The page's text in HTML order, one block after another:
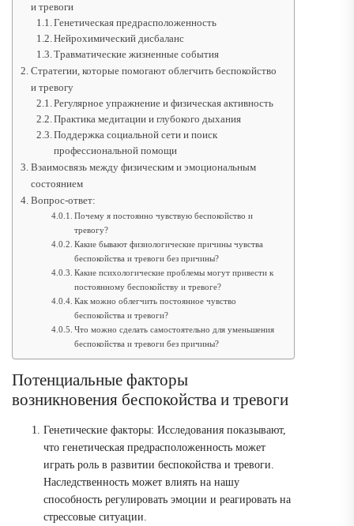
и тревоги
Генетическая предрасположенность
Нейрохимический дисбаланс
Травматические жизненные события
Стратегии, которые помогают облегчить беспокойство
и тревогу
Регулярное упражнение и физическая активность
Практика медитации и глубокого дыхания
Поддержка социальной сети и поиск
профессиональной помощи
Взаимосвязь между физическим и эмоциональным
состоянием
Вопрос-ответ:
Почему я постоянно чувствую беспокойство и
тревогу?
Какие бывают физиологические причины чувства
беспокойства и тревоги без причины?
Какие психологические проблемы могут привести к
постоянному беспокойству и тревоге?
Как можно облегчить постоянное чувство
беспокойства и тревоги?
Что можно сделать самостоятельно для уменьшения
беспокойства и тревоги без причины?
Потенциальные факторы
возникновения беспокойства и тревоги
Генетические факторы: Исследования показывают,
что генетическая предрасположенность может
играть роль в развитии беспокойства и тревоги.
Наследственность может влиять на нашу
способность регулировать эмоции и реагировать на
стрессовые ситуации.